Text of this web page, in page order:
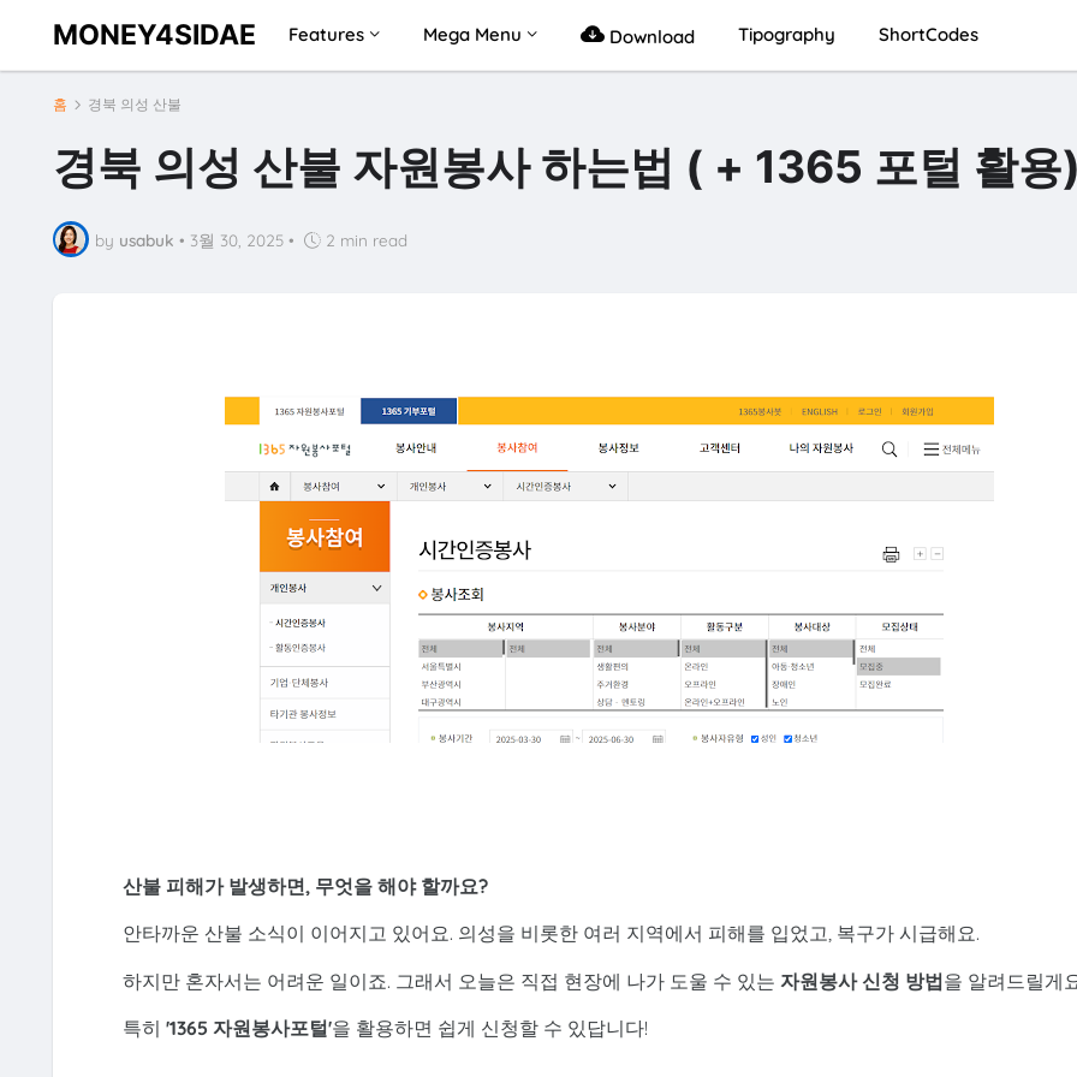
MONEY4SIDAE Features Mega Menu Download Tipography ShortCodes
홈 경북 의성 산불
경북 의성 산불 자원봉사 하는법 ( + 1365 포털 활
by usabuk • 3월 30, 2025 • 2 min read
산불 피해가 발생하면, 무엇을 해야 할까요?
안타까운 산불 소식이 이어지고 있어요. 의성을 비롯한 여러 지역에서 피해를 입었고, 복구가 시급해요.
하지만 혼자서는 어려운 일이죠. 그래서 오늘은 직접 현장에 나가 도울 수 있는 자원봉사 신청 방법을 알려드릴게
특히 '1365 자원봉사포털'을 활용하면 쉽게 신청할 수 있답니다!